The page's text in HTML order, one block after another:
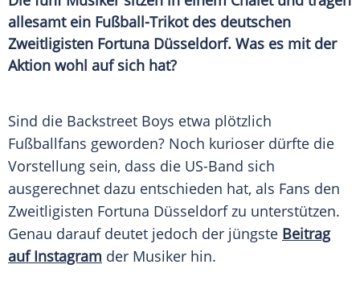
allesamt ein Fußball-Trikot des deutschen
Zweitligisten Fortuna Düsseldorf. Was es mit der
Aktion wohl auf sich hat?
Sind die Backstreet Boys etwa plötzlich
Fußballfans geworden? Noch kurioser dürfte die
Vorstellung sein, dass die US-Band sich
ausgerechnet dazu entschieden hat, als Fans den
Zweitligisten Fortuna Düsseldorf zu unterstützen.
Genau darauf deutet jedoch der jüngste Beitrag
auf Instagram der Musiker hin.